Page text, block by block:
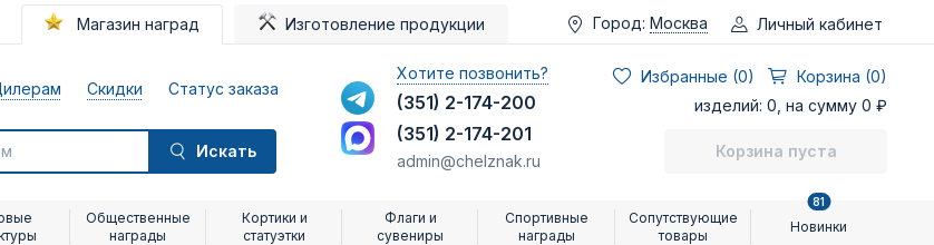
Магазин наград Изготовление продукции Город: Москва Личный кабинет
Скидки Статус заказа
Искать
Хотите позвонить?
(351) 2-174-200
(351) 2-174-201
admin@chelznak.ru
Избранные (0)
Корзина (0)
изделий: 0, на сумму 0 ₽
Корзина пуста
Общественные
награды
Кортики и
статуэтки
Флаги и
сувениры
Спортивные
награды
Сопутствующие
товары
Новинки
81